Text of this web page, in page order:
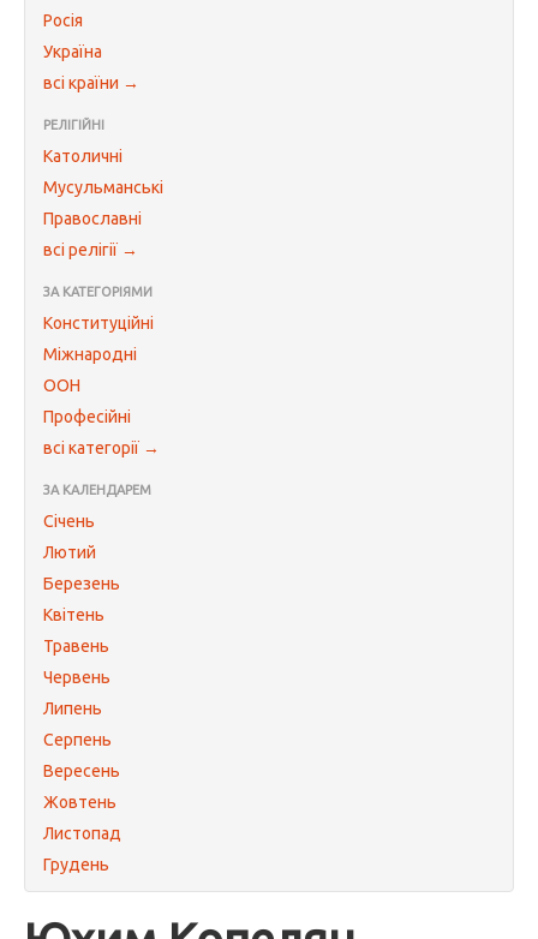
Росія
Україна
всі країни →
РЕЛІГІЙНІ
Католичні
Мусульманські
Православні
всі релігії →
ЗА КАТЕГОРІЯМИ
Конституційні
Міжнародні
ООН
Професійні
всі категорії →
ЗА КАЛЕНДАРЕМ
Січень
Лютий
Березень
Квітень
Травень
Червень
Липень
Серпень
Вересень
Жовтень
Листопад
Грудень